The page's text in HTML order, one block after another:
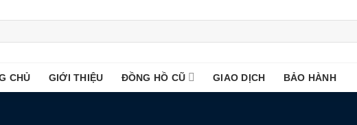
CHỦ GIỚI THIỆU ĐỒNG HỒ CŨ GIAO DỊCH BẢO HÀNH